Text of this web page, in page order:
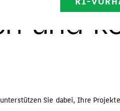
und
Sie dabei, Ihre